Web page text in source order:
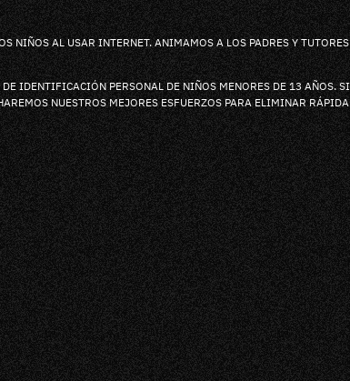
NIÑOS AL USAR INTERNET. ANIMAMOS A LOS PADRES Y
IDENTIFICACIÓN PERSONAL DE NIÑOS MENORES DE 13 AÑOS.
NUESTROS MEJORES ESFUERZOS PARA ELIMINAR